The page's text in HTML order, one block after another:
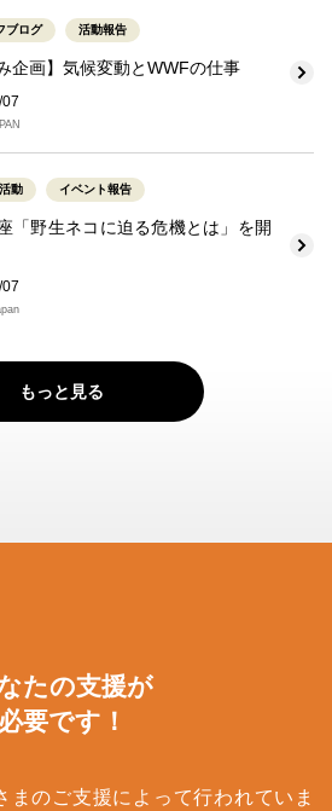
ブログ 活動報告
企画】気候変動とWWFの仕事
動 イベント報告
「野生ネコに迫る危機とは」を開
もっと見る
たの支援が
必要です！
まのご支援によって行われていま